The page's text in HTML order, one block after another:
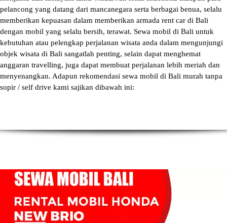
pelancong yang datang dari mancanegara serta berbagai benua, selalu
memberikan kepuasan dalam memberikan armada rent car di Bali
dengan mobil yang selalu bersih, terawat. Sewa mobil di Bali untuk
kebutuhan atau pelengkap perjalanan wisata anda dalam mengunjungi
objek wisata di Bali sangatlah penting, selain dapat menghemat
anggaran travelling, juga dapat membuat perjalanan lebih meriah dan
menyenangkan. Adapun rekomendasi sewa mobil di Bali murah tanpa
sopir / self drive kami sajikan dibawah ini: